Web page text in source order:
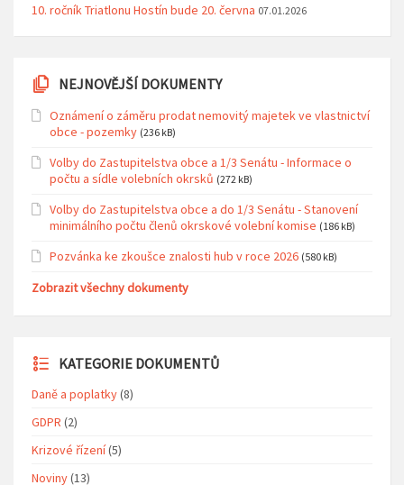
10. ročník Triatlonu Hostín bude 20. června 07.01.2026
NEJNOVĚJŠÍ DOKUMENTY
Oznámení o záměru prodat nemovitý majetek ve vlastnictví
obce - pozemky (236 kB)
Volby do Zastupitelstva obce a 1/3 Senátu - Informace o
počtu a sídle volebních okrsků (272 kB)
Volby do Zastupitelstva obce a do 1/3 Senátu - Stanovení
minimálního počtu členů okrskové volební komise (186 kB)
Pozvánka ke zkoušce znalosti hub v roce 2026 (580 kB)
Zobrazit všechny dokumenty
KATEGORIE DOKUMENTŮ
Daně a poplatky(8)
GDPR (2)
Krizové řízení(5)
Noviny(13)